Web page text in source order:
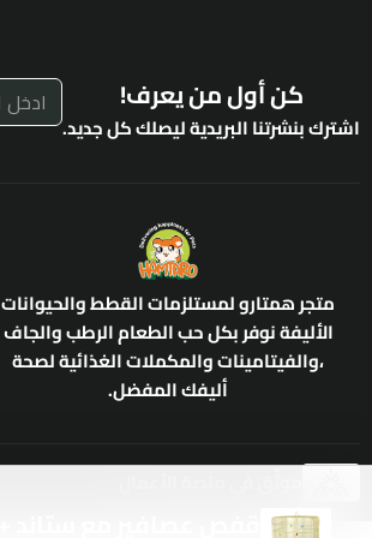
كن أول من يعرف!
اشترك بنشرتنا البريدية ليصلك كل جديد.
متجر همتارو لمستلزمات القطط والحيوانات
الأليفة نوفر بكل حب الطعام الرطب والجاف
،والفيتامينات والمكملات الغذائية لصحة
أليفك المفضل.